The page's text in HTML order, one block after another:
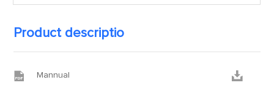
Product descriptio
 Mannual 